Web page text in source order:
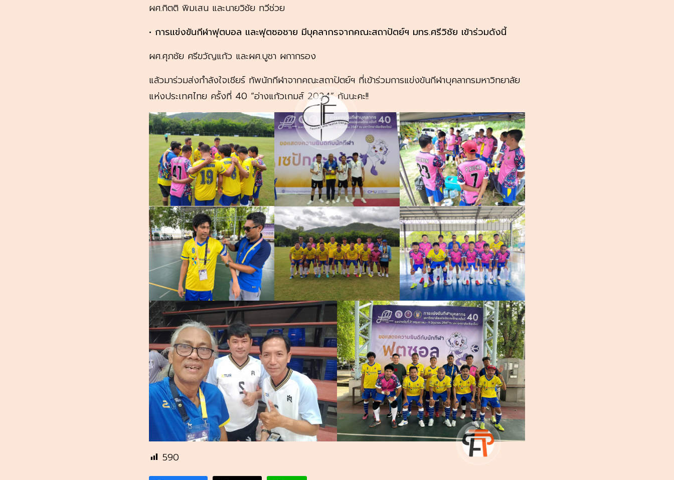
ผศ.กิตติ พิมเสน และนายวิชัย ทวีช่วย
• การแข่งขันกีฬาฟุตบอล และฟุตซอชาย มีบุคลากรจากคณะสถาปัตย์ฯ มทร.ศรีวิชัย เข้าร่วมดังนี้
ผศ.ศุภชัย ศรีขวัญแก้ว และผศ.บูชา ผกากรอง
แล้วมาร่วมส่งกำลังใจเชียร์ ทัพนักกีฬาจากคณะสถาปัตย์ฯ ที่เข้าร่วมการแข่งขันกีฬาบุคลากรมหาวิทยาลัย
แห่งประเทศไทย ครั้งที่ 40 “อ่างแก้วเกมส์ 2024” กันนะคะ!!
590